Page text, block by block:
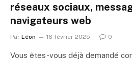
réseaux sociaux,
navigateurs web
Par Léon 16 février 2025 0
Vous êtes-vous déjà demandé